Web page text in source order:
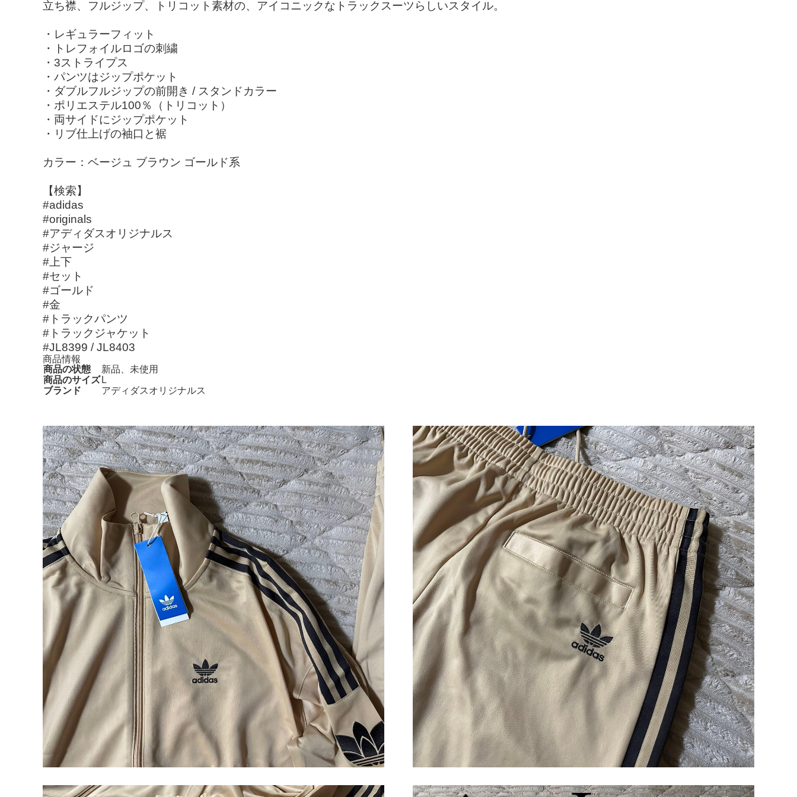
立ち襟、フルジップ、トリコット素材の、アイコニックなトラックスーツらしいスタイル。
・レギュラーフィット
・トレフォイルロゴの刺繍
・3ストライプス
・パンツはジップポケット
・ダブルフルジップの前開き / スタンドカラー
・ポリエステル100％（トリコット）
・両サイドにジップポケット
・リブ仕上げの袖口と裾
カラー：ベージュ ブラウン ゴールド系
【検索】
#adidas
#originals
#アディダスオリジナルス
#ジャージ
#上下
#セット
#ゴールド
#金
#トラックパンツ
#トラックジャケット
#JL8399 / JL8403
商品情報
商品の状態
新品、未使用
商品のサイズ L
ブランド
アディダスオリジナルス